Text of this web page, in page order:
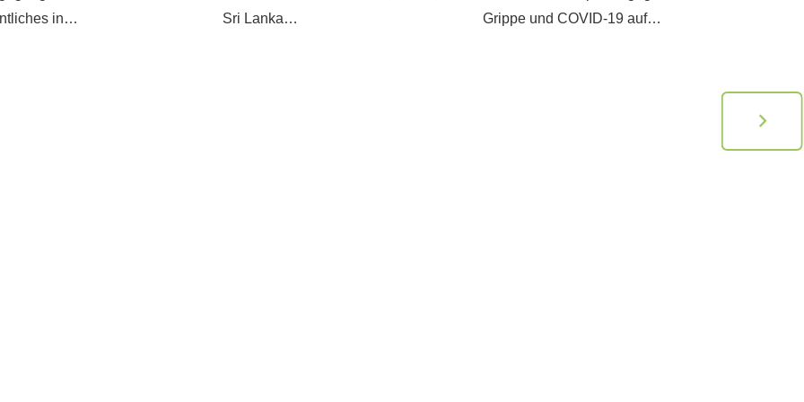
in…
Sri Lanka…
Grippe und COVID-19 auf…